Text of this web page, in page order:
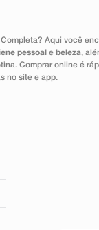
Aqui você
pessoal e beleza,
Comprar online é
no site e app.